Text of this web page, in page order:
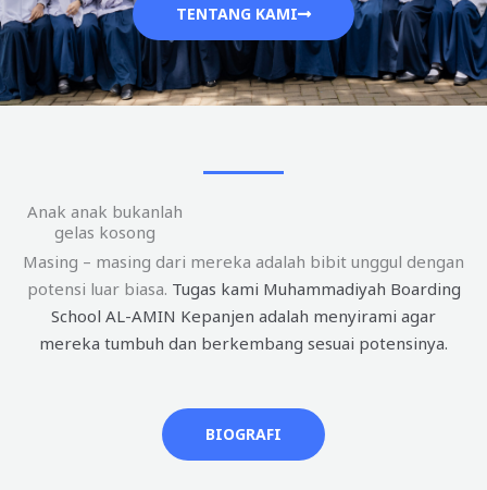
TENTANG KAMI
Anak anak bukanlah
gelas kosong
Masing – masing dari mereka adalah bibit unggul dengan
potensi luar biasa. Tugas kami Muhammadiyah Boarding
School AL-AMIN Kepanjen adalah menyirami agar
mereka tumbuh dan berkembang sesuai potensinya.
BIOGRAFI